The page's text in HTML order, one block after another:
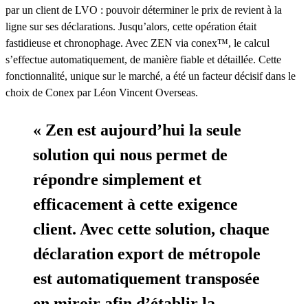
par un client de LVO : pouvoir déterminer le prix de revient à la
ligne sur ses déclarations. Jusqu’alors, cette opération était
fastidieuse et chronophage. Avec ZEN via conex™, le calcul
s’effectue automatiquement, de manière fiable et détaillée. Cette
fonctionnalité, unique sur le marché, a été un facteur décisif dans le
choix de Conex par Léon Vincent Overseas.
« Zen est aujourd’hui la seule
solution qui nous permet de
répondre simplement et
efficacement à cette exigence
client. Avec cette solution, chaque
déclaration export de métropole
est automatiquement transposée